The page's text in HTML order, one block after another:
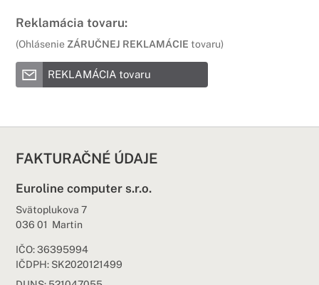
Reklamácia tovaru:
(Ohlásenie ZÁRUČNEJ REKLAMÁCIE tovaru)
REKLAMÁCIA tovaru
FAKTURAČNÉ ÚDAJE
Euroline computer s.r.o.
Svätoplukova 7
036 01 Martin
IČO: 36395994
IČDPH: SK2020121499